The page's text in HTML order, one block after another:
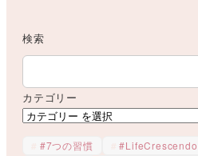
検索
カテゴリー
#7つの習慣 #LifeCrescendo